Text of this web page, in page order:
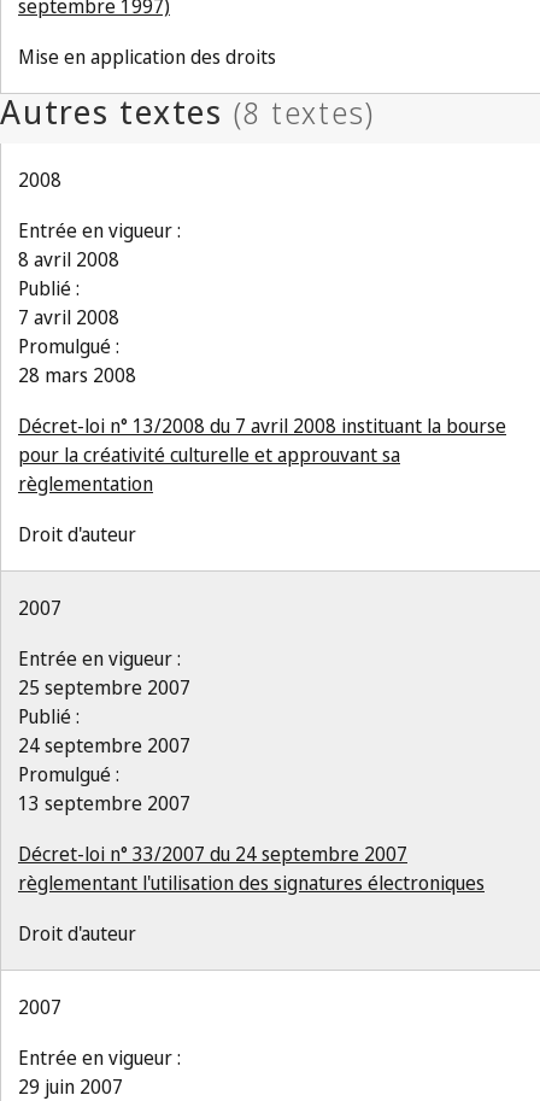
septembre 1997)
Mise en application des droits
2008
Entrée en vigueur :
8 avril 2008
Publié :
7 avril 2008
Promulgué :
28 mars 2008
Décret-loi n° 13/2008 du 7 avril 2008 instituant la bourse
pour la créativité culturelle et approuvant sa
règlementation
Droit d'auteur
2007
Entrée en vigueur :
25 septembre 2007
Publié :
24 septembre 2007
Promulgué :
13 septembre 2007
Décret-loi n° 33/2007 du 24 septembre 2007
règlementant l'utilisation des signatures électroniques
Droit d'auteur
2007
Entrée en vigueur :
29 juin 2007